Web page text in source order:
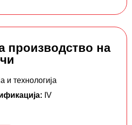
производство на
и технологија
IV